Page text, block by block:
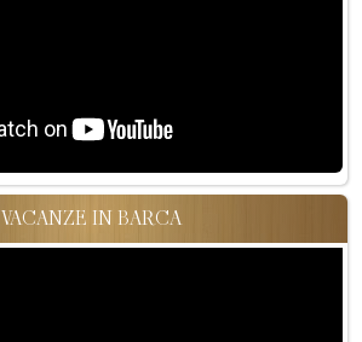
VACANZE IN BARCA